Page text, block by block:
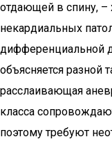
отдающей в спину, –
некардиальных
дифференциальной
объясняется разной
расслаивающая
класса
поэтому требуют